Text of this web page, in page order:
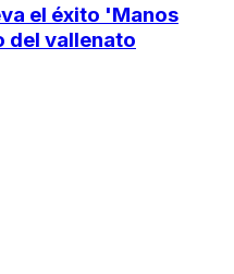
el éxito 'Manos
del vallenato